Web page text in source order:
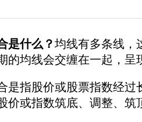
是什么？均线有多条线，
的均线会交缠在一起，呈
指股价或股票指数经过
价或指数筑底、调整、筑